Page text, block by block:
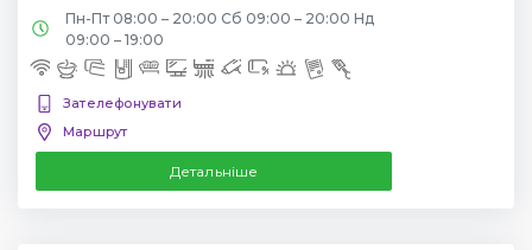
Пн-Пт 08:00 – 20:00 Сб 09:00 – 20:00 Нд
09:00 – 19:00
Зателефонувати
Маршрут
Детальніше